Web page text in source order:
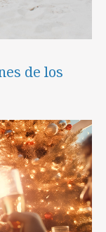
de los